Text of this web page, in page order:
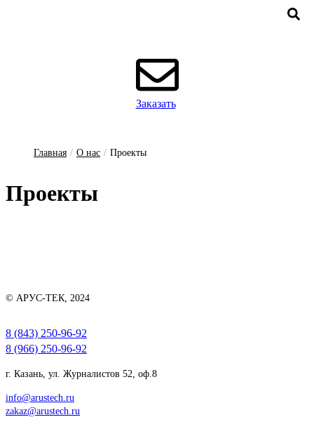
Заказать
Главная / О нас / Проекты
Про­ек­ты
© АРУС-ТЕК, 2024
8 (843) 250-96-92
8 (966) 250-96-92
г. Казань, ул. Журналистов 52, оф.8
info@arustech.ru
zakaz@arustech.ru